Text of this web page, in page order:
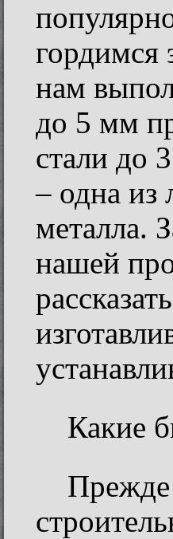
гордимся
нам
до 5 мм
стали до
– одна из
металла.
нашей
Какие
Прежде